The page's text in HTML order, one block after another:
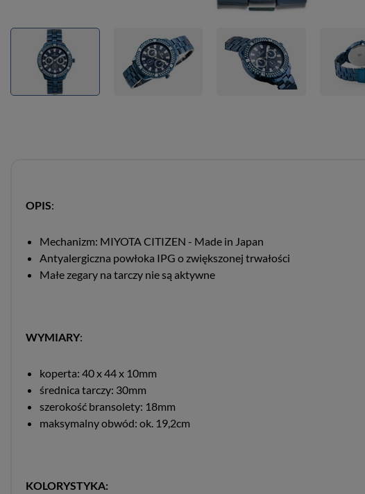
OPIS:
Mechanizm: MIYOTA CITIZEN - Made in Japan
Antyalergiczna powłoka IPG o zwiększonej trwałości
Małe zegary na tarczy nie są aktywne
WYMIARY:
koperta: 40 x 44 x 10mm
średnica tarczy: 30mm
szerokość bransolety: 18mm
maksymalny obwód: ok. 19,2cm
KOLORYSTYKA: